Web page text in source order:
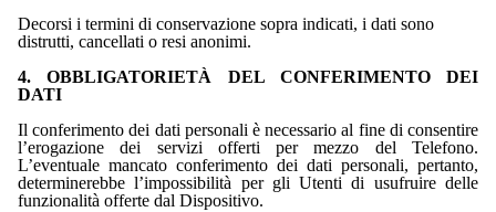
Decorsi i termini di conservazione sopra indicati, i dati sono
distrutti, cancellati o resi anonimi.
4. OBBLIGATORIETÀ DEL CONFERIMENTO DEI
DATI
Il conferimento dei dati personali è necessario al fine di consentire
l’erogazione dei servizi offerti per mezzo del Telefono.
L’eventuale mancato conferimento dei dati personali, pertanto,
determinerebbe l’impossibilità per gli Utenti di usufruire delle
funzionalità offerte dal Dispositivo.